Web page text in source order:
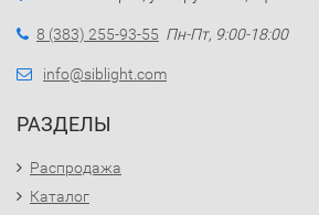
8 (383) 255-93-55 Пн-Пт, 9:00-18:00
info@siblight.com
РАЗДЕЛЫ
Распродажа
Каталог